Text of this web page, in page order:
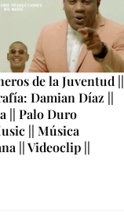
de la Juventud ||
Damian Díaz ||
|| Palo Duro
|| Música
|| Videoclip ||